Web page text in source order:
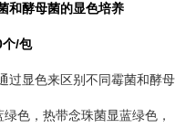
和酵母菌的显色培养
/包
过显色来区别不同霉菌和酵母
色，热带念珠菌显蓝绿色，